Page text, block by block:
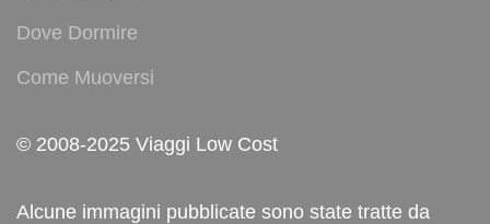
Dove Dormire
Come Muoversi
© 2008-2025 Viaggi Low Cost
Alcune immagini pubblicate sono state tratte da